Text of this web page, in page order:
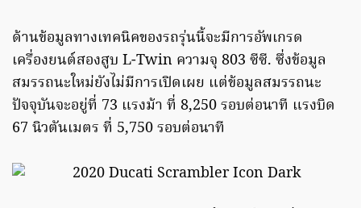
ด้านข้อมูลทางเทคนิคของรถรุ่นนี้จะมีการอัพเกรด
เครื่องยนต์สองสูบ L-Twin ความจุ 803 ซีซี. ซึ่งข้อมูล
สมรรถนะใหม่ยังไม่มีการเปิดเผย แต่ข้อมูลสมรรถนะ
ปัจจุบันจะอยู่ที่ 73 แรงม้า ที่ 8,250 รอบต่อนาที แรงบิด
67 นิวตันเมตร ที่ 5,750 รอบต่อนาที